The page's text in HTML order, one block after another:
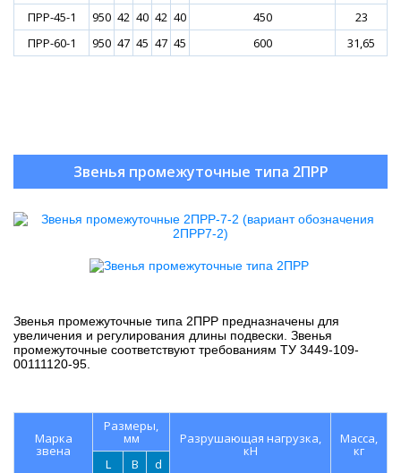
ПРР-45-1
950 42 40 42 40 450
23
ПРР-60-1
950 47 45 47 45 600 31,65
Звенья промежуточные типа 2ПРР
Звенья промежуточные типа 2ПРР предназначены для
увеличения и регулирования длины подвески. Звенья
промежуточные соответствуют требованиям ТУ 3449-109-
00111120-95.
Марка
звена
Размеры,
мм Разрушающая нагрузка,
кН
Масса,
кг
L
B
d